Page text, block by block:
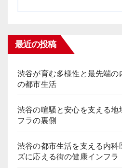
最近の投稿
渋谷が育む多様性と最先端の
の都市生活
渋谷の喧騒と安心を支える地
フラの裏側
渋谷の都市生活を支える内科
ズに応える街の健康インフラ